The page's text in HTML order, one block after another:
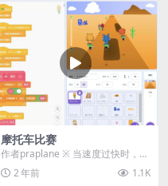
摩托车比赛
作者praplane ※ 当速度过快时，请
减小速度控制。（反之，当速度过
慢时，请...
2 年前 1.1K